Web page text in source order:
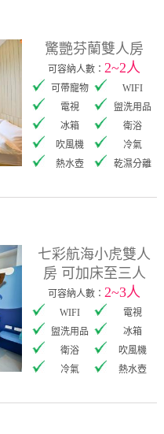
驚艷芬蘭雙人房
可容納人數：2~2人
可帶寵物
WIFI
電視
盥洗用品
冰箱
衛浴
吹風機
冷氣
熱水壺
乾濕分離
七彩航海小虎雙人
房 可加床至三人
可容納人數：2~3人
WIFI
電視
盥洗用品
冰箱
衛浴
吹風機
冷氣
熱水壺